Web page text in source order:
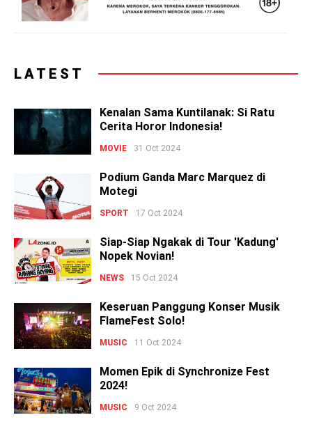
LATEST
Kenalan Sama Kuntilanak: Si Ratu
Cerita Horor Indonesia!
MOVIE 31 Oct 2024
Podium Ganda Marc Marquez di
Motegi
SPORT 17 Oct 2024
Siap-Siap Ngakak di Tour 'Kadung'
Nopek Novian!
NEWS 15 Oct 2024
Keseruan Panggung Konser Musik
FlameFest Solo!
MUSIC 11 Oct 2024
Momen Epik di Synchronize Fest
2024!
MUSIC 9 Oct 2024